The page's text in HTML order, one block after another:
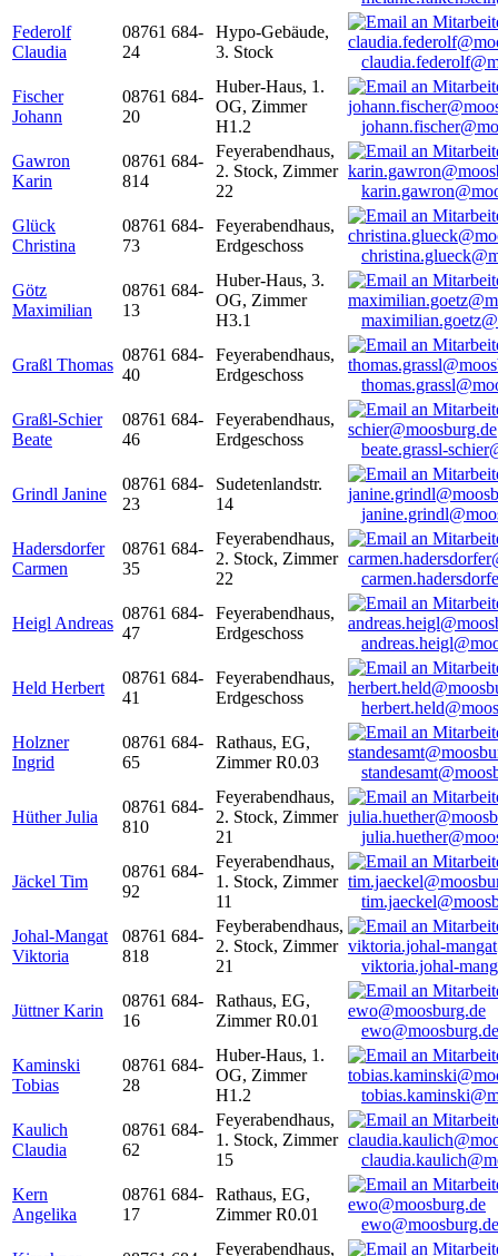
Federolf
Claudia
08761 684-
24
Hypo-Gebäude,
3. Stock
Fischer
Johann
08761 684-
20
Huber-Haus, 1.
OG, Zimmer
H1.2
Gawron
Karin
08761 684-
814
Feyerabendhaus,
2. Stock, Zimmer
22
Glück
Christina
08761 684-
73
Feyerabendhaus,
Erdgeschoss
Götz
Maximilian
08761 684-
13
Huber-Haus, 3.
OG, Zimmer
H3.1
Graßl Thomas
08761 684-
40
Feyerabendhaus,
Erdgeschoss
Graßl-Schier
Beate
08761 684-
46
Feyerabendhaus,
Erdgeschoss
beate.grassl-
Grindl Janine
08761 684-
23
Sudetenlandstr.
14
Hadersdorfer
Carmen
08761 684-
35
Feyerabendhaus,
2. Stock, Zimmer
22
Heigl Andreas
08761 684-
47
Feyerabendhaus,
Erdgeschoss
Held Herbert
08761 684-
41
Feyerabendhaus,
Erdgeschoss
Holzner
Ingrid
08761 684-
65
Rathaus, EG,
Zimmer R0.03
Hüther Julia
08761 684-
810
Feyerabendhaus,
2. Stock, Zimmer
21
Jäckel Tim
08761 684-
92
Feyerabendhaus,
1. Stock, Zimmer
11
Johal-Mangat
Viktoria
08761 684-
818
Feyberabendhaus,
2. Stock, Zimmer
21
viktoria.johal-
Jüttner Karin
08761 684-
16
Rathaus, EG,
Zimmer R0.01
ewo@moosburg.de
Kaminski
Tobias
08761 684-
28
Huber-Haus, 1.
OG, Zimmer
H1.2
Kaulich
Claudia
08761 684-
62
Feyerabendhaus,
1. Stock, Zimmer
15
Kern
Angelika
08761 684-
17
Rathaus, EG,
Zimmer R0.01
ewo@moosburg.de
Feyerabendhaus,